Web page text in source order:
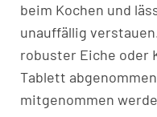
beim Kochen und
unauffällig
robuster Eiche oder
Tablett
mitgenommen